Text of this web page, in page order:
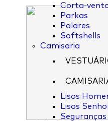
Corta-
Parkas
Polares
Softshells
Camisaria
Lisos
Lisos
Seguranças